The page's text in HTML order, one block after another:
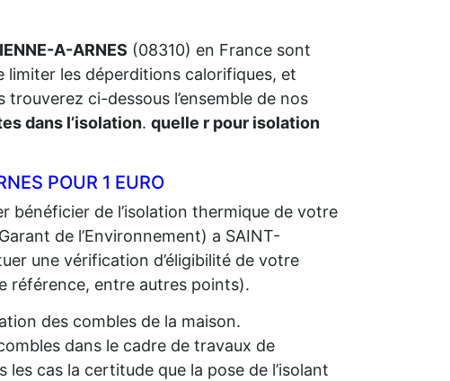
A-ARNES (08310) en France sont
les déperditions calorifiques, et
ci-dessous l’ensemble de nos
dans l’isolation. quelle r pour isolation
POUR 1 EURO
bénéficier de l’isolation thermique de votre
de l’Environnement) a SAINT-
une vérification d’éligibilité de votre
référence, entre autres points).
des combles de la maison.
dans le cadre de travaux de
cas la certitude que la pose de l’isolant